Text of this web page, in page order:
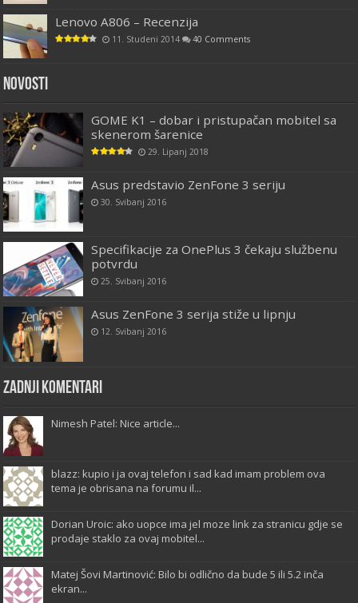
Lenovo A806 – Recenzija
11. Studeni 2014 40 Comments
Novosti
GOME K1 – dobar i pristupačan mobitel sa
skenerom šarenice
29. Lipanj 2018
Asus predstavio ZenFone 3 seriju
30. Svibanj 2016
Specifikacije za OnePlus 3 čekaju službenu
potvrdu
25. Svibanj 2016
Asus ZenFone 3 serija stiže u lipnju
12. Svibanj 2016
Zadnji komentari
Nimesh Patel: Nice article...
blazz: kupio i ja ovaj telefon i sad kad imam problem ova
tema je obrisana na forumu il...
Dorian Uroic: ako uopce ima jel moze link za stranicu gdje se
prodaje staklo za ovaj mobitel...
Matej Šovi Martinović: Bilo bi odlično da bude 5 ili 5.2 inča
ekran...